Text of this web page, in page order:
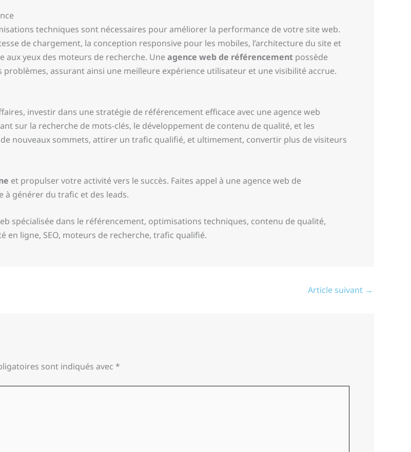
techniques sont nécessaires pour améliorer la performance de votre site web.
de chargement, la conception responsive pour les mobiles, l’architecture du site et
yeux des moteurs de recherche. Uneagence web de référencement possède
assurant ainsi une meilleure expérience utilisateur et une visibilité accrue.
investir dans une stratégie de référencement efficace avec une agence web
sur la recherche de mots-clés, le développement de contenu de qualité, et les
nouveaux sommets, attirer un trafic qualifié, et ultimement, convertir plus de visiteurs
et propulser votre activité vers le succès. Faites appel à une agence web de
générer du trafic et des leads.
spécialisée dans le référencement, optimisations techniques, contenu de qualité,
ligne, SEO, moteurs de recherche, trafic qualifié.
Article suivant →
sont indiqués avec *